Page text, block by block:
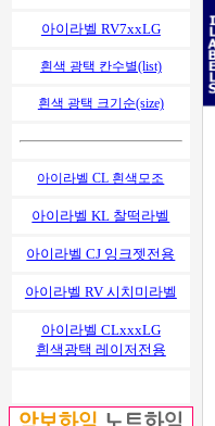
아이라벨 RV7xxLG
흰색 광택 칸수별(list)
흰색 광택 크기순(size)
아이라벨 CL 흰색모조
아이라벨 KL 찰떡라벨
아이라벨 CJ 잉크젯전용
아이라벨 RV 시치미라벨
아이라벨 CLxxxLG
흰색광택 레이저전용